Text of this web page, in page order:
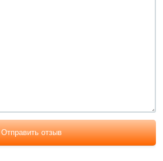
Отправить отзыв